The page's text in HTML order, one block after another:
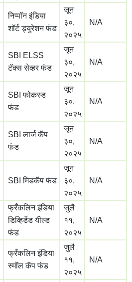
निप्पॉन इंडिया
शॉर्ट ड्युरेशन फंड
जून
३०,
२०२५
N/A
SBI ELSS
टॅक्स सेव्हर फंड
जून
३०,
२०२५
N/A
SBI फोकस्ड
फंड
जून
३०,
२०२५
N/A
SBI लार्ज कॅप
फंड
जून
३०,
२०२५
N/A
SBI मिडकॅप फंड
जून
३०,
२०२५
N/A
फ्रँकलिन इंडिया
डिव्हिडेंड यील्ड
फंड
जुलै
११,
२०२५
N/A
फ्रँकलिन इंडिया
स्मॉल कॅप फंड
जुलै
११,
२०२५
N/A